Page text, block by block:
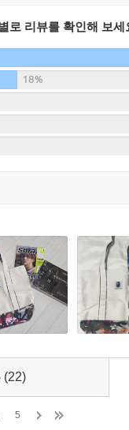
로 리뷰를 확인해 보세
18%
(22)
5